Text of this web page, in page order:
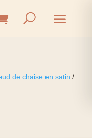
de chaise en satin /